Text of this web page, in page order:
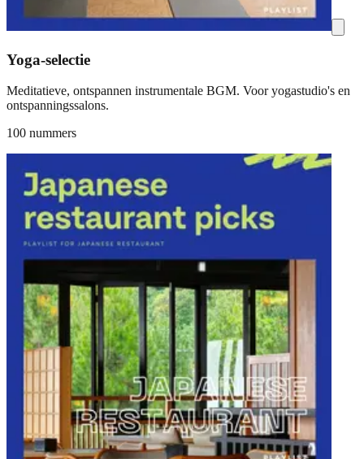
Yoga-selectie
Meditatieve, ontspannen instrumentale BGM. Voor yogastudio's en
ontspanningssalons.
100 nummers